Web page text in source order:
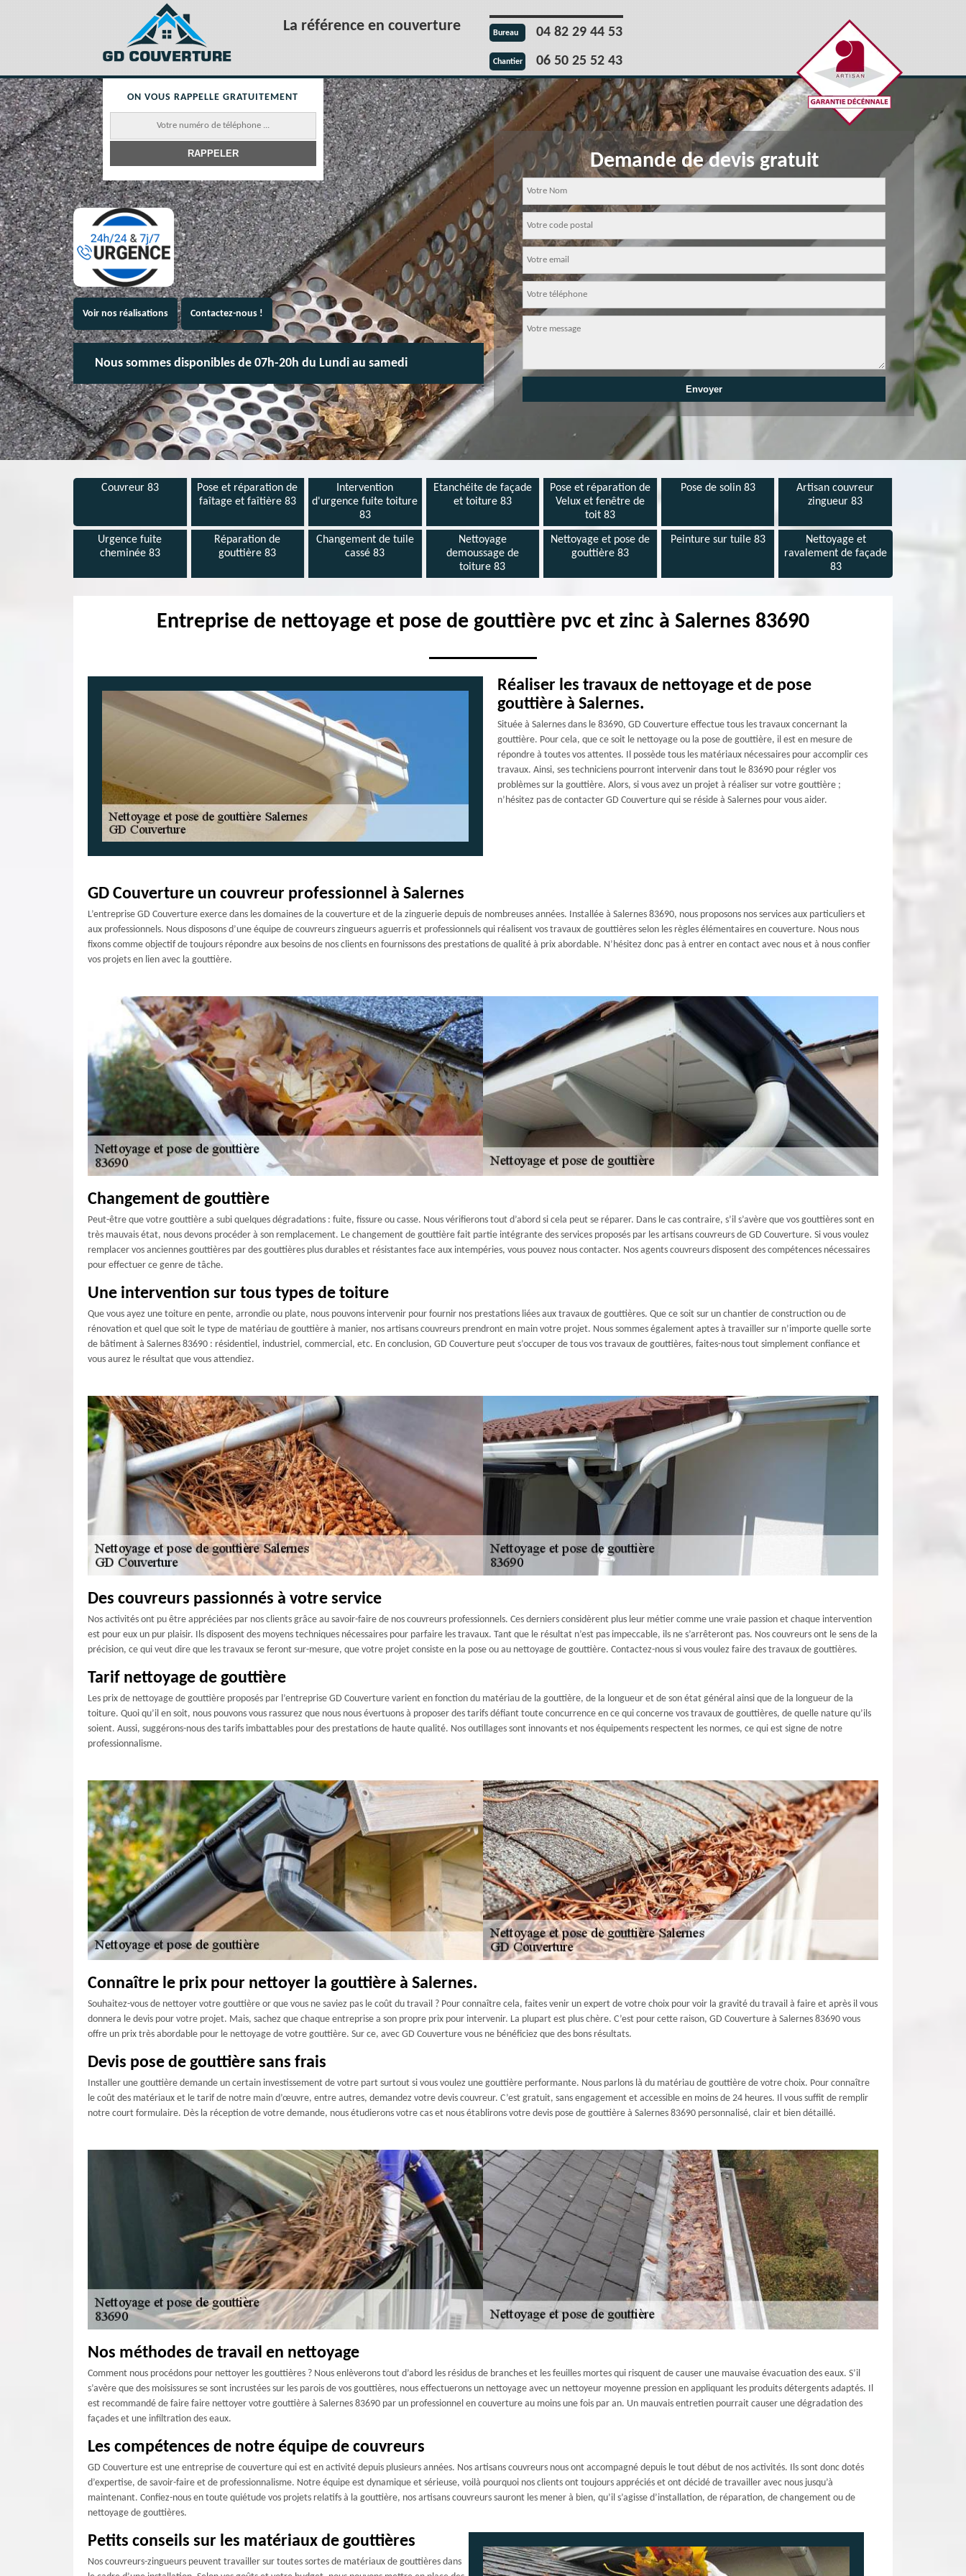
La référence en couverture Bureau 04 82 29 44 53
Chantier 06 50 25 52 43
Voir nos réalisations Contactez-nous !
Nous sommes disponibles de 07h-20h du Lundi au samedi
Demande de devis gratuit
ON VOUS RAPPELLE GRATUITEMENT
Couvreur 83
Pose et réparation de
faîtage et faîtière 83
Intervention
d'urgence fuite toiture
83
Etanchéite de façade
et toiture 83
Pose et réparation de
Velux et fenêtre de
toit 83
Pose de solin 83
Artisan couvreur
zingueur 83
Urgence fuite
cheminée 83
Réparation de
gouttière 83
Changement de tuile
cassé 83
Nettoyage
demoussage de
toiture 83
Nettoyage et pose de
gouttière 83
Peinture sur tuile 83
Nettoyage et
ravalement de façade
83
Entreprise de nettoyage et pose de gouttière pvc et zinc à Salernes 83690
Réaliser les travaux de nettoyage et de pose
gouttière à Salernes.
Située à Salernes dans le 83690, GD Couverture effectue tous les travaux concernant la
gouttière. Pour cela, que ce soit le nettoyage ou la pose de gouttière, il est en mesure de
répondre à toutes vos attentes. Il possède tous les matériaux nécessaires pour accomplir ces
travaux. Ainsi, ses techniciens pourront intervenir dans tout le 83690 pour régler vos
problèmes sur la gouttière. Alors, si vous avez un projet à réaliser sur votre gouttière ;
n’hésitez pas de contacter GD Couverture qui se réside à Salernes pour vous aider.
GD Couverture un couvreur professionnel à Salernes
L’entreprise GD Couverture exerce dans les domaines de la couverture et de la zinguerie depuis de nombreuses années. Installée à Salernes 83690, nous proposons nos services aux particuliers et
aux professionnels. Nous disposons d’une équipe de couvreurs zingueurs aguerris et professionnels qui réalisent vos travaux de gouttières selon les règles élémentaires en couverture. Nous nous
fixons comme objectif de toujours répondre aux besoins de nos clients en fournissons des prestations de qualité à prix abordable. N’hésitez donc pas à entrer en contact avec nous et à nous confier
vos projets en lien avec la gouttière.
Changement de gouttière
Peut-être que votre gouttière a subi quelques dégradations : fuite, fissure ou casse. Nous vérifierons tout d’abord si cela peut se réparer. Dans le cas contraire, s’il s’avère que vos gouttières sont en
très mauvais état, nous devons procéder à son remplacement. Le changement de gouttière fait partie intégrante des services proposés par les artisans couvreurs de GD Couverture. Si vous voulez
remplacer vos anciennes gouttières par des gouttières plus durables et résistantes face aux intempéries, vous pouvez nous contacter. Nos agents couvreurs disposent des compétences nécessaires
pour effectuer ce genre de tâche.
Une intervention sur tous types de toiture
Que vous ayez une toiture en pente, arrondie ou plate, nous pouvons intervenir pour fournir nos prestations liées aux travaux de gouttières. Que ce soit sur un chantier de construction ou de
rénovation et quel que soit le type de matériau de gouttière à manier, nos artisans couvreurs prendront en main votre projet. Nous sommes également aptes à travailler sur n’importe quelle sorte
de bâtiment à Salernes 83690 : résidentiel, industriel, commercial, etc. En conclusion, GD Couverture peut s’occuper de tous vos travaux de gouttières, faites-nous tout simplement confiance et
vous aurez le résultat que vous attendiez.
Des couvreurs passionnés à votre service
Nos activités ont pu être appréciées par nos clients grâce au savoir-faire de nos couvreurs professionnels. Ces derniers considèrent plus leur métier comme une vraie passion et chaque intervention
est pour eux un pur plaisir. Ils disposent des moyens techniques nécessaires pour parfaire les travaux. Tant que le résultat n’est pas impeccable, ils ne s’arrêteront pas. Nos couvreurs ont le sens de la
précision, ce qui veut dire que les travaux se feront sur-mesure, que votre projet consiste en la pose ou au nettoyage de gouttière. Contactez-nous si vous voulez faire des travaux de gouttières.
Tarif nettoyage de gouttière
Les prix de nettoyage de gouttière proposés par l’entreprise GD Couverture varient en fonction du matériau de la gouttière, de la longueur et de son état général ainsi que de la longueur de la
toiture. Quoi qu’il en soit, nous pouvons vous rassurez que nous nous évertuons à proposer des tarifs défiant toute concurrence en ce qui concerne vos travaux de gouttières, de quelle nature qu’ils
soient. Aussi, suggérons-nous des tarifs imbattables pour des prestations de haute qualité. Nos outillages sont innovants et nos équipements respectent les normes, ce qui est signe de notre
professionnalisme.
Connaître le prix pour nettoyer la gouttière à Salernes.
Souhaitez-vous de nettoyer votre gouttière or que vous ne saviez pas le coût du travail ? Pour connaître cela, faites venir un expert de votre choix pour voir la gravité du travail à faire et après il vous
donnera le devis pour votre projet. Mais, sachez que chaque entreprise a son propre prix pour intervenir. La plupart est plus chère. C’est pour cette raison, GD Couverture à Salernes 83690 vous
offre un prix très abordable pour le nettoyage de votre gouttière. Sur ce, avec GD Couverture vous ne bénéficiez que des bons résultats.
Devis pose de gouttière sans frais
Installer une gouttière demande un certain investissement de votre part surtout si vous voulez une gouttière performante. Nous parlons là du matériau de gouttière de votre choix. Pour connaître
le coût des matériaux et le tarif de notre main d’œuvre, entre autres, demandez votre devis couvreur. C’est gratuit, sans engagement et accessible en moins de 24 heures. Il vous suffit de remplir
notre court formulaire. Dès la réception de votre demande, nous étudierons votre cas et nous établirons votre devis pose de gouttière à Salernes 83690 personnalisé, clair et bien détaillé.
Nos méthodes de travail en nettoyage
Comment nous procédons pour nettoyer les gouttières ? Nous enlèverons tout d’abord les résidus de branches et les feuilles mortes qui risquent de causer une mauvaise évacuation des eaux. S’il
s’avère que des moisissures se sont incrustées sur les parois de vos gouttières, nous effectuerons un nettoyage avec un nettoyeur moyenne pression en appliquant les produits détergents adaptés. Il
est recommandé de faire faire nettoyer votre gouttière à Salernes 83690 par un professionnel en couverture au moins une fois par an. Un mauvais entretien pourrait causer une dégradation des
façades et une infiltration des eaux.
Les compétences de notre équipe de couvreurs
GD Couverture est une entreprise de couverture qui est en activité depuis plusieurs années. Nos artisans couvreurs nous ont accompagné depuis le tout début de nos activités. Ils sont donc dotés
d’expertise, de savoir-faire et de professionnalisme. Notre équipe est dynamique et sérieuse, voilà pourquoi nos clients ont toujours appréciés et ont décidé de travailler avec nous jusqu’à
maintenant. Confiez-nous en toute quiétude vos projets relatifs à la gouttière, nos artisans couvreurs sauront les mener à bien, qu’il s’agisse d’installation, de réparation, de changement ou de
nettoyage de gouttières.
Petits conseils sur les matériaux de gouttières
Nos couvreurs-zingueurs peuvent travailler sur toutes sortes de matériaux de gouttières dans